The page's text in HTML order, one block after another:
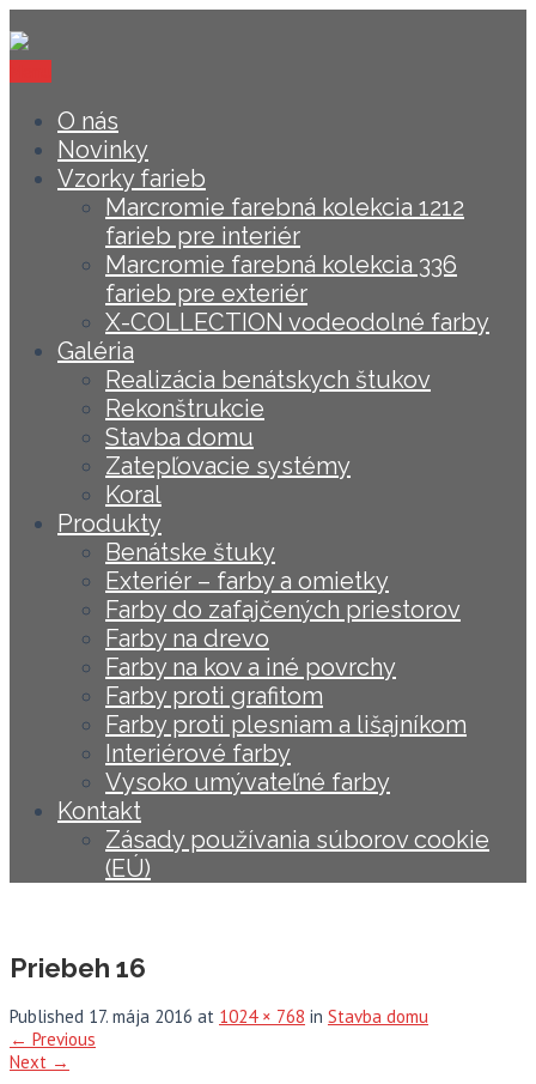
O nás
Novinky
Vzorky farieb
Marcromie farebná kolekcia 1212
farieb pre interiér
Marcromie farebná kolekcia 336
farieb pre exteriér
X-COLLECTION vodeodolné farby
Galéria
Realizácia benátskych štukov
Rekonštrukcie
Stavba domu
Zatepľovacie systémy
Koral
Produkty
Benátske štuky
Exteriér – farby a omietky
Farby do zafajčených priestorov
Farby na drevo
Farby na kov a iné povrchy
Farby proti grafitom
Farby proti plesniam a lišajníkom
Interiérové farby
Vysoko umývateľné farby
Kontakt
Zásady používania súborov cookie
(EÚ)
Priebeh 16
Published 17. mája 2016 at 1024 × 768 in Stavba domu
← Previous
Next →